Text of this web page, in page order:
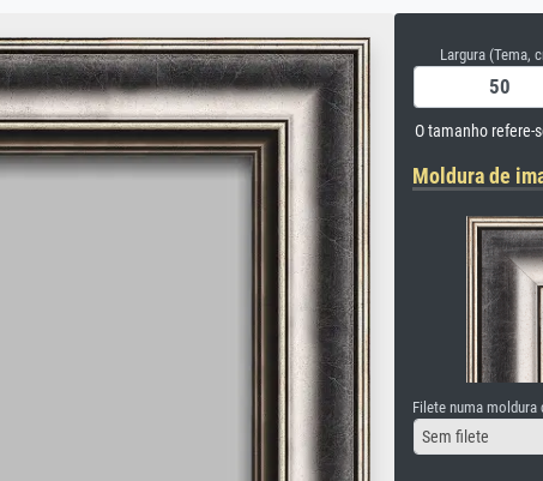
Largura (Tema,
O tamanho refere-
Moldura de
Filete numa moldura
Sem filete